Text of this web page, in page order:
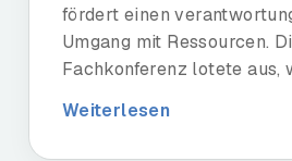
fördert einen
Umgang mit Ressourcen.
Fachkonferenz lotete aus,
Weiterlesen